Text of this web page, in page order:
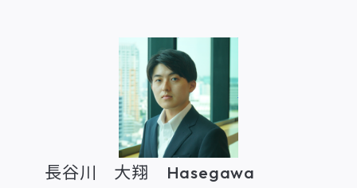
長谷川 大翔 Hasegawa